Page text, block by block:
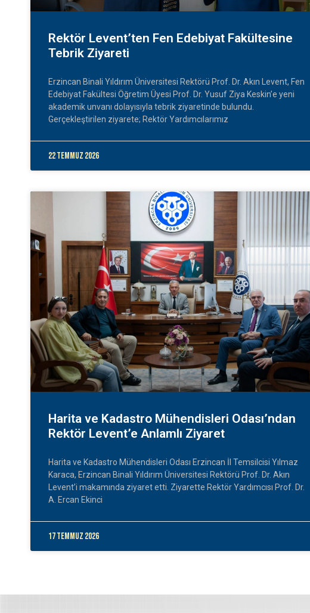
Rektör Levent’ten Fen Edebiyat Fakültesine
Tebrik Ziyareti
Erzincan Binali Yıldırım Üniversitesi Rektörü Prof. Dr. Akın Levent, Fen
Edebiyat Fakültesi Öğretim Üyesi Prof. Dr. Yusuf Ziya Keskin’e yeni
akademik unvanı dolayısıyla tebrik ziyaretinde bulundu.
Gerçekleştirilen ziyarete; Rektör Yardımcılarımız
22 Temmuz 2026
Harita ve Kadastro Mühendisleri Odası’ndan
Rektör Levent’e Anlamlı Ziyaret
Harita ve Kadastro Mühendisleri Odası Erzincan İl Temsilcisi Yılmaz
Karaca, Erzincan Binali Yıldırım Üniversitesi Rektörü Prof. Dr. Akın
Levent’i makamında ziyaret etti. Ziyarette Rektör Yardımcısı Prof. Dr.
A. Ercan Ekinci
17 Temmuz 2026